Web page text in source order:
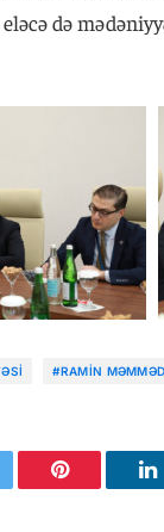
də
#RAMIN
Pinterest